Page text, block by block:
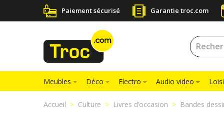
Paiement sécurisé Garantie troc.com
Meubles Déco Electro Audio video
Accueil Culture Livres d’occasion Bandes